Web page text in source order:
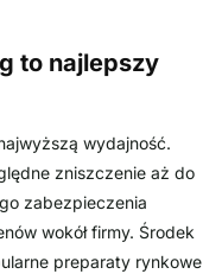
to najlepszy
wydajność.
zniszczenie aż do
zabezpieczenia
wokół firmy. Środek
preparaty rynkowe